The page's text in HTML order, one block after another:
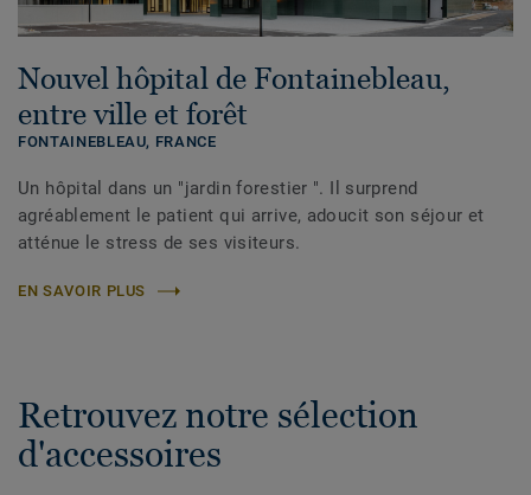
Nouvel hôpital de Fontainebleau,
entre ville et forêt
FONTAINEBLEAU, FRANCE
Un hôpital dans un "jardin forestier ". Il surprend
agréablement le patient qui arrive, adoucit son séjour et
atténue le stress de ses visiteurs.
EN SAVOIR PLUS
Retrouvez notre sélection
d'accessoires